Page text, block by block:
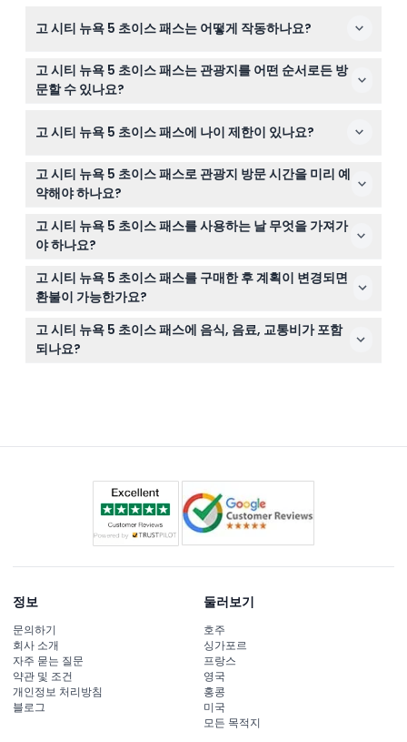
촛불 케이터컴(지하묘지) 투어
자유 크루즈: 서클 라인 관광
휘트니 미국 미술관
9/11 박물관 워크숍: 9/11 핸즈온 전시
레고랜드 고셴
자유 슈퍼 익스프레스 크루즈
클리퍼 시티 톨 쉽: 낮 항해 또는 도시 불빛 항해
브루클린 식물원
센트럴 파크 TV & 영화 촬영지 도보 투어
뉴욕시 박물관
마블 & DC 슈퍼히어로 도보 투어
돈이 만들어진 방법: 월스트리트 도보 투어
공식 차이나타운 도보 투어
뉴욕 식물원: 가든 패스
프라이드 도보 투어
브루클린 그래피티 & 스트리트 아트 도보 투어
예술 및 디자인 박물관
쿠퍼 휴잇 스미스소니언 디자인 박물관
뉴욕시 자치구: 브루클린, 브롱크스, 할렘, 퀸스 및 코니 아일랜드
바우리 역사 지구 도보 투어
로어 이스트 사이드 음식 및 문화 도보 투어
뉴욕시 뉴스 미디어 도보 투어
카메라 마스터즈 NYC 옥상 사진 촬영
할렘 원 스탑 할렘 문화 도보 투어
하이 라인 및 허드슨 야드 투어
유대인 유산 박물관
윌리엄스버그 최고의 브루클린 도보 투어
프라우스 태번® 박물관
뉴욕시 노예제 & 지하철도 도보 투어
고 시티 뉴욕 5 초이스 패스는 어떻게 작동하나요?
90개 이상의 옵션 중에서 원하는 5개 관광지를 선택하고
첫 번째 관광지를 방문할 때 패스를 활성화하세요. 활성화
후에는 패스가 30일 연속 유효하며, 뉴욕시를 자신의 속도
고 시티 뉴욕 5 초이스 패스는 관광지를 어떤 순서로든 방
문할 수 있나요?
내에 선택한 관광지를 어떤 순서로든 방문할 수 있습니다.
고 시티 뉴욕 5 초이스 패스에 나이 제한이 있나요?
성인 티켓은 13세 이상에 적용되며, 3세부터 12세 어린이는
할인가를 지불합니다. 3세 미만 어린이는 일부 관광지에서
티켓이 필요할 수 있으니 사전에 꼭 확인하세요.
고 시티 뉴욕 5 초이스 패스로 관광지 방문 시간을 미리 예
약해야 하나요?
일부 관광지는 사전 예약 또는 시간대 예약이 필요합니다.
이 웹사이트에서 온라인 예약 과정 중에 이를 확인하고 예
약할 수 있습니다.
고 시티 뉴욕 5 초이스 패스를 사용하는 날 무엇을 가져가
야 하나요?
디지털 패스(예약 후 즉시 이용 가능), 필요시 유효한 신분
증, 편안한 운동화, 사진 촬영을 위한 휴대전화나 카메라를
지참하세요.
고 시티 뉴욕 5 초이스 패스를 구매한 후 계획이 변경되면
환불이 가능한가요?
불행히도 모든 티켓은 환불 불가 및 취소가 불가능하므로,
예약 전에 계획을 확실히 세우시기 바랍니다.
고 시티 뉴욕 5 초이스 패스에 음식, 음료, 교통비가 포함
되나요?
정보
문의하기
회사 소개
자주 묻는 질문
약관 및 조건
개인정보 처리방침
블로그
둘러보기
호주
싱가포르
프랑스
영국
홍콩
미국
모든 목적지